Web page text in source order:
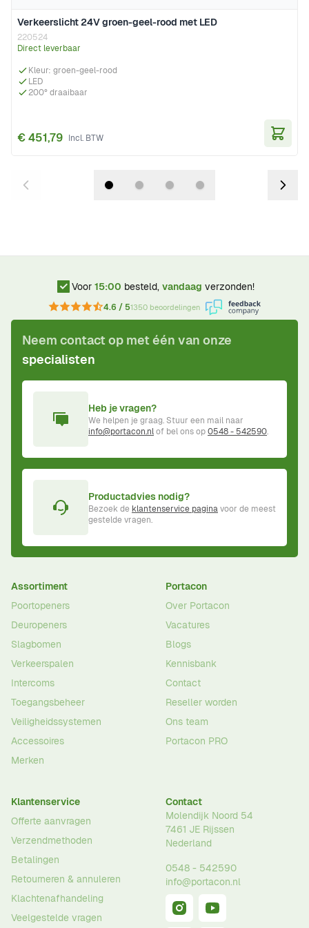
Verkeerslicht 24V groen-geel-rood met LED
220524
Direct leverbaar
Kleur: groen-geel-rood
LED
200° draaibaar
€ 451,79
Voor 15:00 besteld, vandaag verzonden!
4.6 / 51350 beoordelingen
Neem contact op met één van onze
specialisten
Heb je vragen?
We helpen je graag. Stuur een mail naar
info@portacon.nlof bel ons op0548 - 542590.
Productadvies nodig?
Bezoek de klantenservice paginavoor de meest
gestelde vragen.
Assortiment
Poortopeners
Deuropeners
Slagbomen
Verkeerspalen
Intercoms
Toegangsbeheer
Veiligheidssystemen
Accessoires
Merken
Portacon
Over Portacon
Vacatures
Blogs
Kennisbank
Contact
Reseller worden
Ons team
Portacon PRO
Klantenservice
Offerte aanvragen
Verzendmethoden
Betalingen
Retourneren & annuleren
Klachtenafhandeling
Veelgestelde vragen
Contact
Molendijk Noord 54
7461 JE Rijssen
Nederland
0548 - 542590
info@portacon.nl